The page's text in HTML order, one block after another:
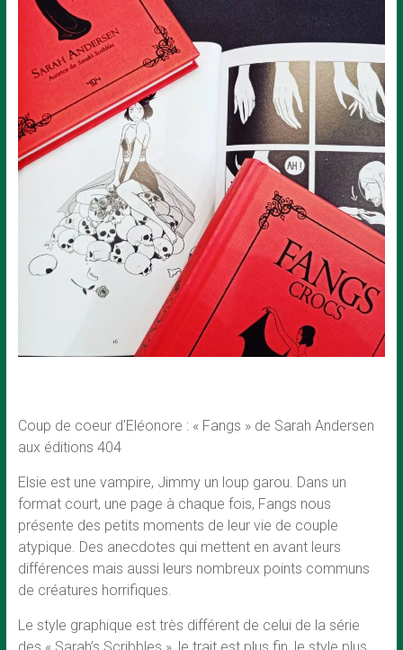
Coup de coeur d’Eléonore : « Fangs » de Sarah Andersen
aux éditions 404
Elsie est une vampire, Jimmy un loup garou. Dans un
format court, une page à chaque fois, Fangs nous
présente des petits moments de leur vie de couple
atypique. Des anecdotes qui mettent en avant leurs
différences mais aussi leurs nombreux points communs
de créatures horrifiques.
Le style graphique est très différent de celui de la série